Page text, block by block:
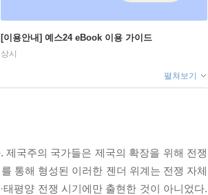
[이용안내] 예스24 eBook 이용 가이드
상시
펼쳐보기
제국주의 국가들은 제국의 확장을 위해 전쟁
통해 형성된 이러한 젠더 위계는 전쟁 자체
평양 전쟁 시기에만 출현한 것이 아니었다.